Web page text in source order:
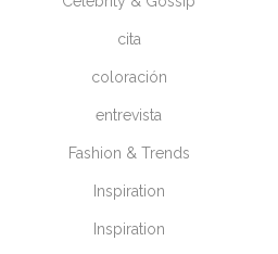
cita
coloración
entrevista
Fashion & Trends
Inspiration
Inspiration